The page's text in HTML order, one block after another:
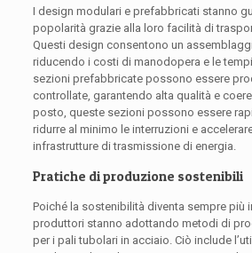
I design modulari e prefabbricati stanno
popolarità grazie alla loro facilità di
Questi design consentono un
riducendo i costi di manodopera e le
sezioni prefabbricate possono essere
controllate, garantendo alta qualità e
posto, queste sezioni possono essere
ridurre al minimo le interruzioni e
infrastrutture di trasmissione di energia.
Pratiche di produzione sostenibili
Poiché la sostenibilità diventa sempre più
produttori stanno adottando metodi di
per i pali tubolari in acciaio. Ciò include